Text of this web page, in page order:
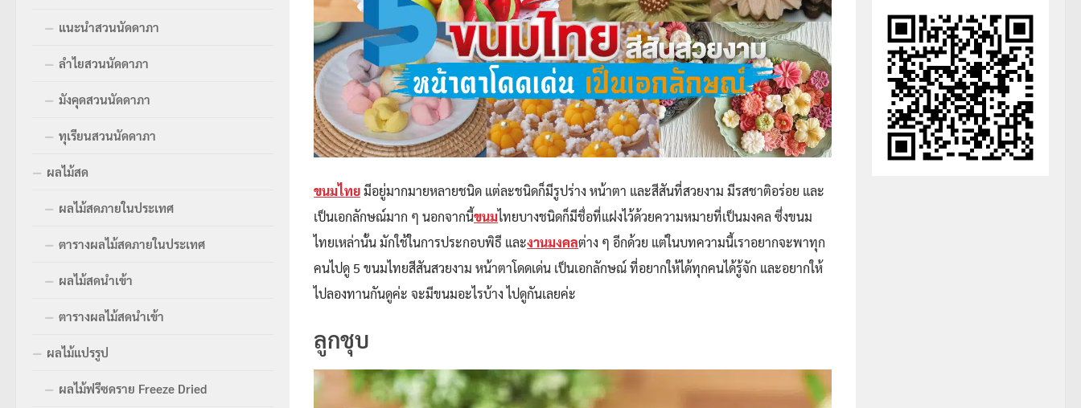
ขนมไทยมีอยู่มากมายหลายชนิด แต่ละชนิดก็มีรูปร่าง หน้าตา และสีสันที่สวยงาม มีรสชาติอร่อย และ
เป็นเอกลักษณ์มาก ๆ นอกจากนี้ขนมไทยบางชนิดก็มีชื่อที่แฝงไว้ด้วยความหมายที่เป็นมงคล ซึ่งขนม
ไทยเหล่านั้น มักใช้ในการประกอบพิธี และงานมงคลต่าง ๆ อีกด้วย แต่ในบทความนี้เราอยากจะพาทุก
คนไปดู 5 ขนมไทยสีสันสวยงาม หน้าตาโดดเด่น เป็นเอกลักษณ์ ที่อยากให้ได้ทุกคนได้รู้จัก และอยากให้
ไปลองทานกันดูค่ะ จะมีขนมอะไรบ้าง ไปดูกันเลยค่ะ
ลูกชุบ
แนะนำสวนนัดดาภา
ลำไยสวนนัดดาภา
มังคุดสวนนัดดาภา
ทุเรียนสวนนัดดาภา
ผลไม้สด
ผลไม้สดภายในประเทศ
ตารางผลไม้สดภายในประเทศ
ผลไม้สดนำเข้า
ตารางผลไม้สดนำเข้า
ผลไม้แปรรูป
ผลไม้ฟรีซดราย Freeze Dried